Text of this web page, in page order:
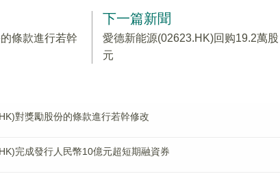
條款進行若幹
下一篇新聞
愛德新能源(02623.HK)回购19.2萬
元
對獎勵股份的條款進行若幹修改
完成發行人民幣10億元超短期融資券